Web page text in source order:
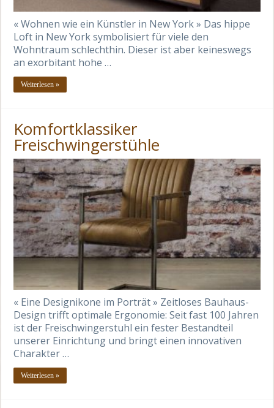
« Wohnen wie ein Künstler in New York » Das hippe
Loft in New York symbolisiert für viele den
Wohntraum schlechthin. Dieser ist aber keineswegs
an exorbitant hohe …
Weiterlesen »
Komfortklassiker
Freischwingerstühle
« Eine Designikone im Porträt » Zeitloses Bauhaus-
Design trifft optimale Ergonomie: Seit fast 100 Jahren
ist der Freischwingerstuhl ein fester Bestandteil
unserer Einrichtung und bringt einen innovativen
Charakter …
Weiterlesen »